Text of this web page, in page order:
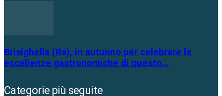
Brisighella (Ra), in autunno per celebrare le
eccellenze gastronomiche di questo...
Categorie più seguite